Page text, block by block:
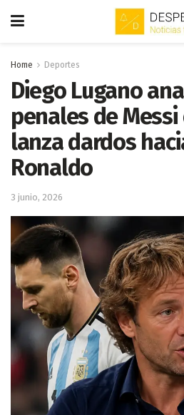
Home Deportes
Diego Lugano
penales de
lanza dardos
Ronaldo
3 junio, 2026